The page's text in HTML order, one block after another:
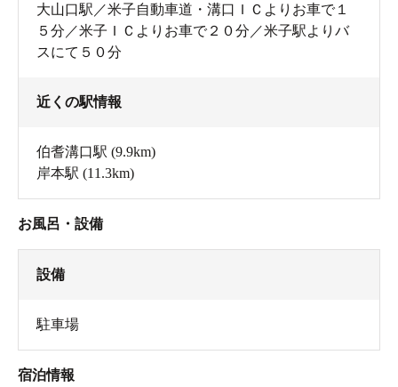
大山口駅／米子自動車道・溝口ＩＣよりお車で１
５分／米子ＩＣよりお車で２０分／米子駅よりバ
スにて５０分
近くの駅情報
伯耆溝口駅 (9.9km)
岸本駅 (11.3km)
お風呂・設備
設備
駐車場
宿泊情報